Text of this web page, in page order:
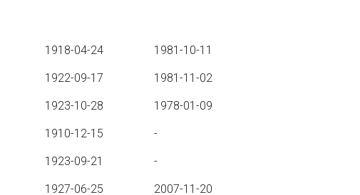
1918-04-24 1981-10-11
1922-09-17 1981-11-02
1923-10-28 1978-01-09
1910-12-15 -
1923-09-21 -
1927-06-25 2007-11-20